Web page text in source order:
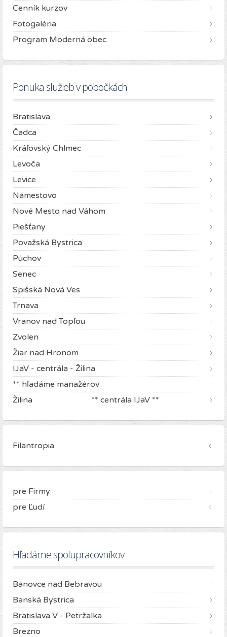
Cenník kurzov
Fotogaléria
Program Moderná obec
Ponuka služieb v pobočkách
Bratislava
Čadca
Kráľovský Chlmec
Levoča
Levice
Námestovo
Nové Mesto nad Váhom
Piešťany
Považská Bystrica
Púchov
Senec
Spišská Nová Ves
Trnava
Vranov nad Topľou
Zvolen
Žiar nad Hronom
IJaV - centrála - Žilina
** hľadáme manažérov
Žilina ** centrála IJaV **
Filantropia
pre Firmy
pre Ľudí
Hľadáme spolupracovníkov
Bánovce nad Bebravou
Banská Bystrica
Bratislava V - Petržalka
Brezno